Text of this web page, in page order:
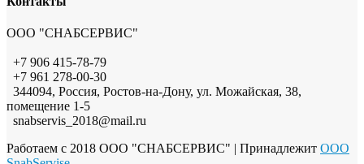
ООО "СНАБСЕРВИС"
+7 906 415-78-79
+7 961 278-00-30
344094, Россия, Ростов-на-Дону, ул. Можайская, 38,
помещение 1-5
snabservis_2018@mail.ru
Работаем с 2018 ООО "СНАБСЕРВИС" | Принадлежит OOO